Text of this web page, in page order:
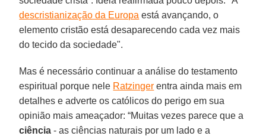
descristianização da Europa está avançando, o
elemento cristão está desaparecendo cada vez mais
do tecido da sociedade".
Mas é necessário continuar a análise do testamento
espiritual porque nele Ratzinger entra ainda mais em
detalhes e adverte os católicos do perigo em sua
opinião mais ameaçador: “Muitas vezes parece que a
ciência - as ciências naturais por um lado e a